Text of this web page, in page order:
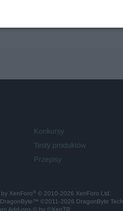
Konkursy
Testy produktów
Przepisy
XenForo® © 2010-2026 XenForo Ltd.
©2011-2026 DragonByte
Add-ons© by ©XenTR